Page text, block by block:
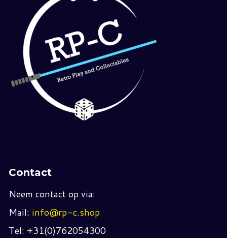
Contact
Neem contact op via:
Mail: info@rp-c.shop
Tel: +31(0)762054300